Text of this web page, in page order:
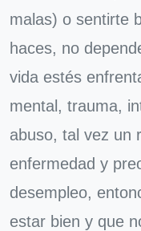
malas) o sentirte
haces, no
vida estés
mental, trauma,
abuso, tal vez un
enfermedad y
desempleo,
estar bien y que